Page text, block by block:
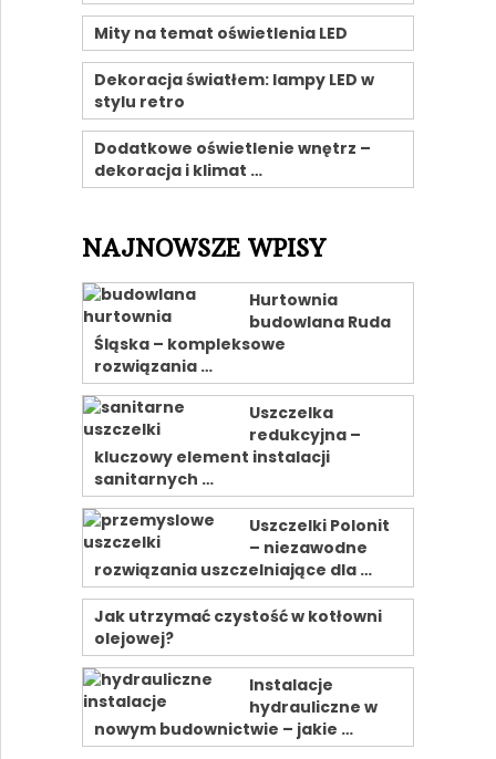
Mity na temat oświetlenia LED
Dekoracja światłem: lampy LED w
stylu retro
Dodatkowe oświetlenie wnętrz –
dekoracja i klimat …
NAJNOWSZE WPISY
Hurtownia
budowlana Ruda
Śląska – kompleksowe
rozwiązania …
Uszczelka
redukcyjna –
kluczowy element instalacji
sanitarnych …
Uszczelki Polonit
– niezawodne
rozwiązania uszczelniające dla …
Jak utrzymać czystość w kotłowni
olejowej?
Instalacje
hydrauliczne w
nowym budownictwie – jakie …